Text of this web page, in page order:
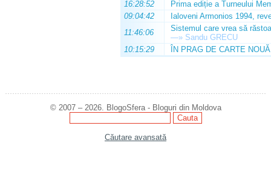
16:28:52
Prima ediție a Turneului
09:04:42
Ialoveni Armonios 1994,
11:46:06
Sistemul care vrea să
—» Sandu GRECU
10:15:29
ÎN PRAG DE CARTE NOUĂ
© 2007 – 2026. BlogoSfera - Bloguri din Moldova
Căutare avansată